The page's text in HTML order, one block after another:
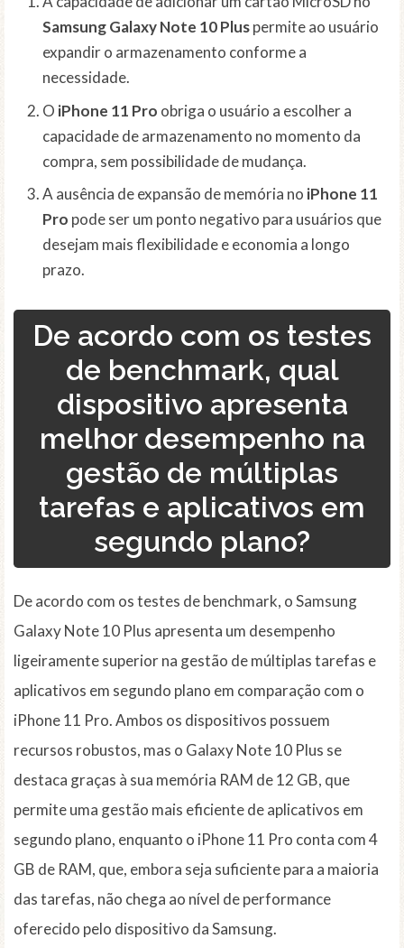
Samsung Galaxy Note 10 Pluspermite ao usuário
expandir o armazenamento conforme a
necessidade.
O iPhone 11 Pro obriga o usuário a escolher a
capacidade de armazenamento no momento da
compra, sem possibilidade de mudança.
A ausência de expansão de memória no iPhone 11
Pro pode ser um ponto negativo para usuários que
desejam mais flexibilidade e economia a longo
prazo.
De acordo com os testes
de benchmark, qual
dispositivo apresenta
melhor desempenho na
gestão de múltiplas
tarefas e aplicativos em
segundo plano?
De acordo com os testes de benchmark, o Samsung
Galaxy Note 10 Plus apresenta um desempenho
ligeiramente superior na gestão de múltiplas tarefas e
aplicativos em segundo plano em comparação com o
iPhone 11 Pro. Ambos os dispositivos possuem
recursos robustos, mas o Galaxy Note 10 Plus se
destaca graças à sua memória RAM de 12 GB, que
permite uma gestão mais eficiente de aplicativos em
segundo plano, enquanto o iPhone 11 Pro conta com 4
GB de RAM, que, embora seja suficiente para a maioria
das tarefas, não chega ao nível de performance
oferecido pelo dispositivo da Samsung.